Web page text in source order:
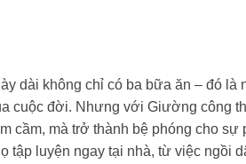
dài không chỉ có ba bữa ăn – đó là
cuộc đời. Nhưng với Giường công
cầm, mà trở thành bệ phóng cho
tập luyện ngay tại nhà, từ việc ngồi